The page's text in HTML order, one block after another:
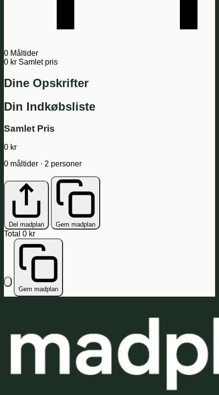
0 Måltider
0 kr Samlet pris
Dine Opskrifter
Din Indkøbsliste
Samlet Pris
0 kr
0 måltider · 2 personer
Del madplan Gem madplan
Total 0 kr
Gem madplan